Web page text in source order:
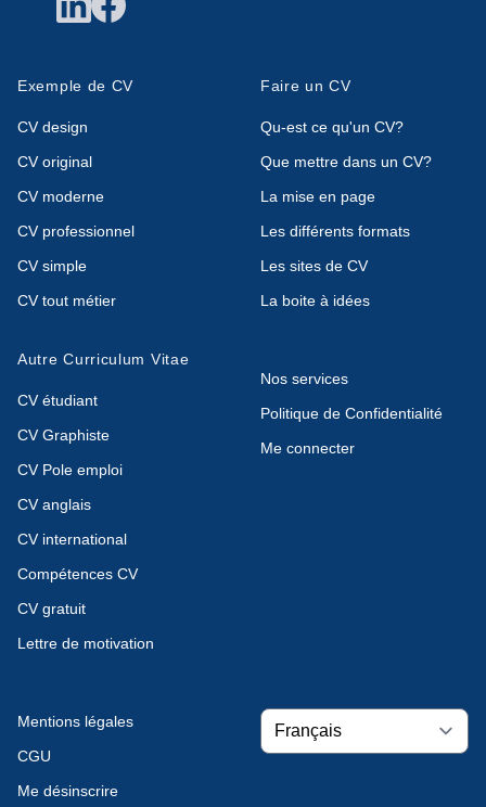
Exemple de CV
CV design
CV original
CV moderne
CV professionnel
CV simple
CV tout métier
Faire un CV
Qu-est ce qu'un CV?
Que mettre dans un CV?
La mise en page
Les différents formats
Les sites de CV
La boite à idées
Autre Curriculum Vitae
CV étudiant
CV Graphiste
CV Pole emploi
CV anglais
CV international
Compétences CV
CV gratuit
Lettre de motivation
Nos services
Politique de Confidentialité
Me connecter
Mentions légales
CGU
Me désinscrire